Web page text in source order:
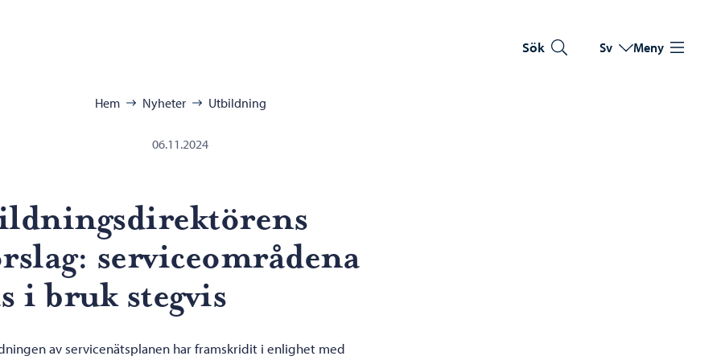
Sök Byt språk
Nuvarande språk:
Sv Meny
Hem Nyheter Utbildning
06.11.2024
serviceområdena
i bruk stegvis
av servicenätsplanen har framskridit i enlighet med